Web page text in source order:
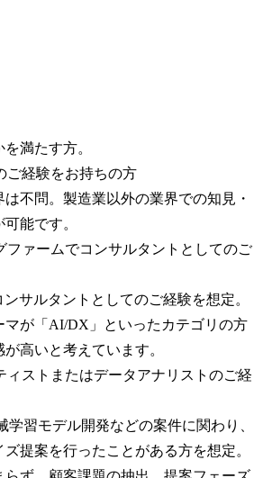
満たす方。
ご経験をお持ちの方
不問。製造業以外の業界での知見・
能です。
ファームでコンサルタントとしてのご
サルタントとしてのご経験を想定。
マが「AI/DX」といったカテゴリの方
高いと考えています。
ィストまたはデータアナリストのご経
学習モデル開発などの案件に関わり、
提案を行ったことがある方を想定。